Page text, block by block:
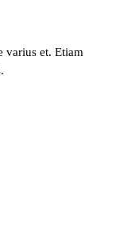
varius et. Etiam